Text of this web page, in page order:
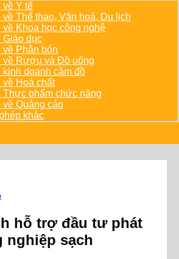
về Y tế
về Thể thao, Văn hoá, Du lịch
về Khoa học công nghệ
Giáo dục
về Phân bón
về Rượu và Đồ uống
kinh doanh cầm đồ
về Hoá chất
Thực phẩm chức năng
về Quảng cáo
khác
hỗ trợ đầu tư phát
nghiệp sạch